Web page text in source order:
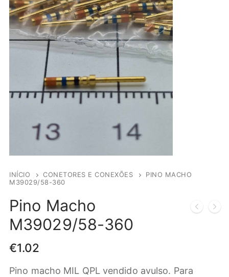
INÍCIO CONETORES E CONEXÕES
PINO MACHO
M39029/58-360
Pino Macho
M39029/58-360
€1.02
Pino macho MIL QPL vendido avulso. Para